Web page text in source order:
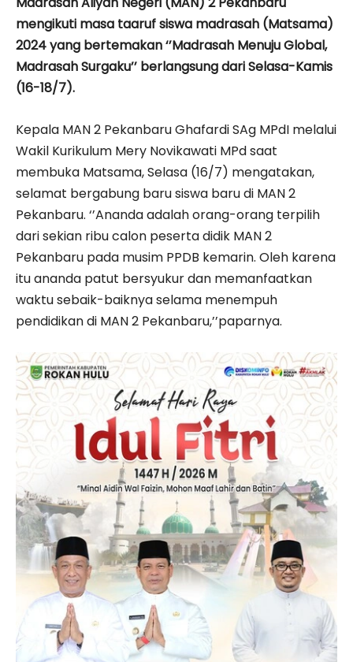
mengikuti masa taaruf siswa madrasah (Matsama)
2024 yang bertemakan ‘’Madrasah Menuju Global,
Madrasah Surgaku’’ berlangsung dari Selasa-Kamis
(16-18/7).
Kepala MAN 2 Pekanbaru Ghafardi SAg MPdI melalui
Wakil Kurikulum Mery Novikawati MPd saat
membuka Matsama, Selasa (16/7) mengatakan,
selamat bergabung baru siswa baru di MAN 2
Pekanbaru. ‘’Ananda adalah orang-orang terpilih
dari sekian ribu calon peserta didik MAN 2
Pekanbaru pada musim PPDB kemarin. Oleh karena
itu ananda patut bersyukur dan memanfaatkan
waktu sebaik-baiknya selama menempuh
pendidikan di MAN 2 Pekanbaru,’’paparnya.